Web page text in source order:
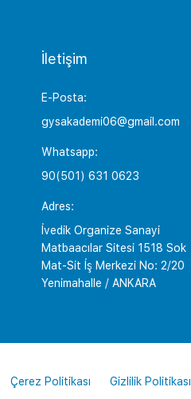
İletişim
E-Posta:
gysakademi06@gmail.com
Whatsapp:
90(501) 631 0623
Adres:
İvedik Organize Sanayi
Matbaacılar Sitesi 1518 Sok
Mat-Sit İş Merkezi No: 2/20
Yenimahalle / ANKARA
Çerez Politikası
Gizlilik Politikası